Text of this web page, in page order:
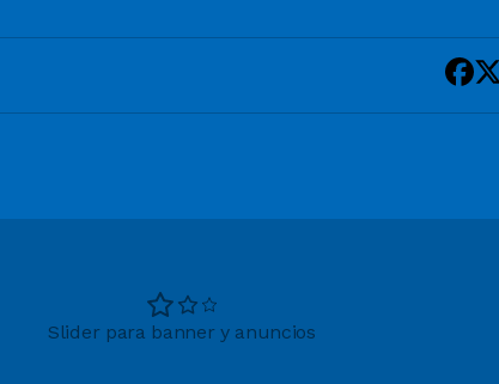
Slider para banner y anuncios